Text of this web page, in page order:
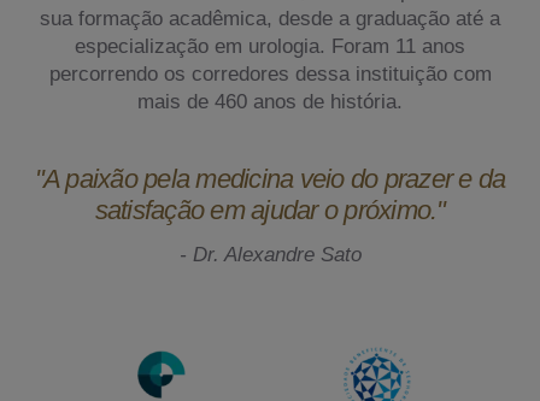
sua formação acadêmica, desde a graduação até a
especialização em urologia. Foram 11 anos
percorrendo os corredores dessa instituição com
mais de 460 anos de história.
"A paixão pela medicina veio do prazer e da
satisfação em ajudar o próximo."
- Dr. Alexandre Sato